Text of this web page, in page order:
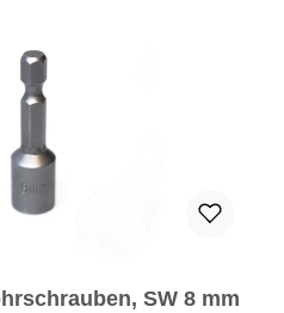
SW 8 mm